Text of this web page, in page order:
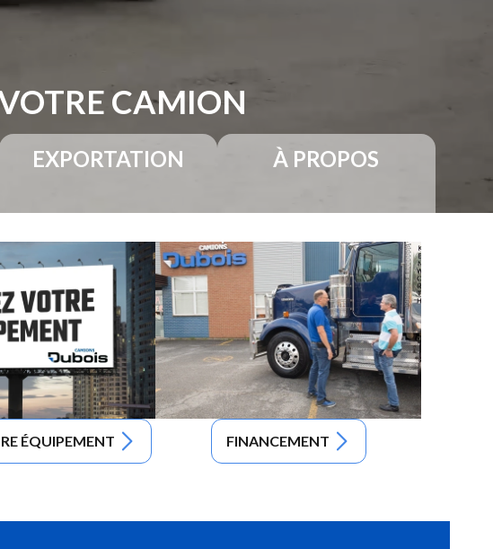
CAMION
EXPORTATION À PROPOS
ÉQUIPEMENT FINANCEMENT